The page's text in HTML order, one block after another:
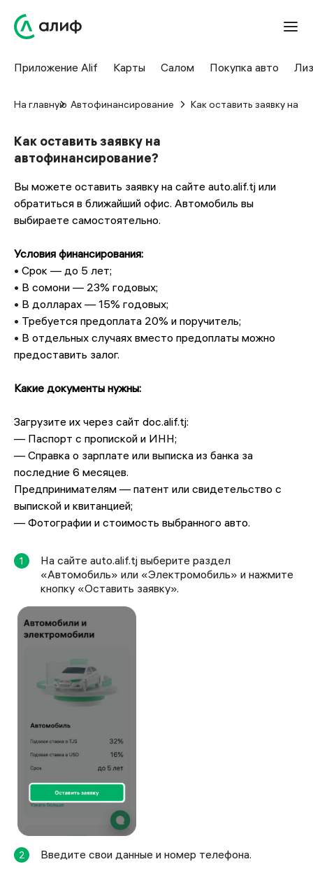
Приложение Alif Карты Салом Покупка авто
На главную Автофинансирование Как оставить заявку на
Как оставить заявку на
автофинансирование?
Вы можете оставить заявку на сайте auto.alif.tj или
обратиться в ближайший офис. Автомобиль вы
выбираете самостоятельно.
Условия финансирования:
• Срок — до 5 лет;
• В сомони — 23% годовых;
• В долларах — 15% годовых;
• Требуется предоплата 20% и поручитель;
• В отдельных случаях вместо предоплаты можно
предоставить залог.
Какие документы нужны:
Загрузите их через сайт doc.alif.tj:
— Паспорт с пропиской и ИНН;
— Справка о зарплате или выписка из банка за
последние 6 месяцев.
Предпринимателям — патент или свидетельство с
выпиской и квитанцией;
— Фотографии и стоимость выбранного авто.
1
На сайте auto.alif.tj выберите раздел
«Автомобиль» или «Электромобиль» и нажмите
кнопку «Оставить заявку».
2 Введите свои данные и номер телефона.